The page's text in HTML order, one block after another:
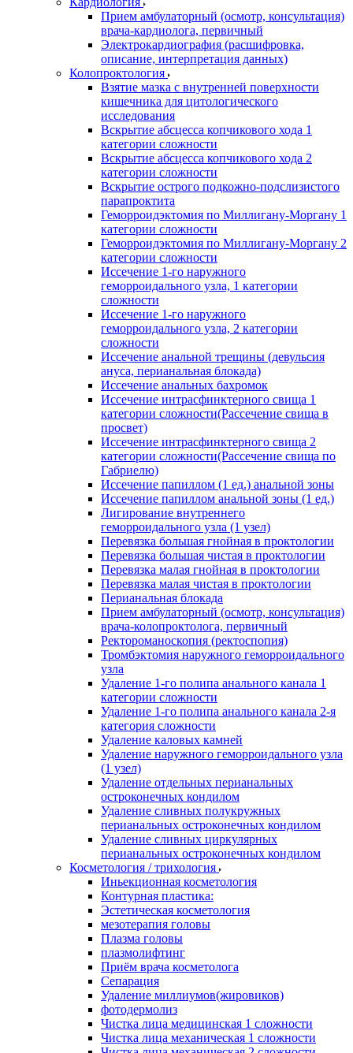
Прием амбулаторный (осмотр, консультация)
врача-кардиолога, первичный
Электрокардиография (расшифровка,
описание, интерпретация данных)
Колопроктология
Взятие мазка с внутренней поверхности
кишечника для цитологического
исследования
Вскрытие абсцесса копчикового хода 1
категории сложности
Вскрытие абсцесса копчикового хода 2
категории сложности
Вскрытие острого подкожно-подслизистого
парапроктита
Геморроидэктомия по Миллигану-Моргану 1
категории сложности
Геморроидэктомия по Миллигану-Моргану 2
категории сложности
Иссечение 1-го наружного
геморроидального узла, 1 категории
сложности
Иссечение 1-го наружного
геморроидального узла, 2 категории
сложности
Иссечение анальной трещины (девульсия
ануса, перианальная блокада)
Иссечение анальных бахромок
Иссечение интрасфинктерного свища 1
категории сложности(Рассечение свища в
просвет)
Иссечение интрасфинктерного свища 2
категории сложности(Рассечение свища по
Габриелю)
Иссечение папиллом (1 ед.) анальной зоны
Иссечение папиллом анальной зоны (1 ед.)
Лигирование внутреннего
геморроидального узла (1 узел)
Перевязка большая гнойная в проктологии
Перевязка большая чистая в проктологии
Перевязка малая гнойная в проктологии
Перевязка малая чистая в проктологии
Перианальная блокада
Прием амбулаторный (осмотр, консультация)
врача-колопроктолога, первичный
Ректороманоскопия (ректоспопия)
Тромбэктомия наружного геморроидального
узла
Удаление 1-го полипа анального канала 1
категории сложности
Удаление 1-го полипа анального канала 2-я
категория сложности
Удаление каловых камней
Удаление наружного геморроидального узла
(1 узел)
Удаление отдельных перианальных
остроконечных кондилом
Удаление сливных полукружных
перианальных остроконечных кондилом
Удаление сливных циркулярных
перианальных остроконечных кондилом
Косметология / трихология
Иньекционная косметология
Контурная пластика:
Эстетическая косметология
мезотерапия головы
Плазма головы
плазмолифтинг
Приём врача косметолога
Сепарация
Удаление миллиумов(жировиков)
фотодермолиз
Чистка лица медицинская 1 сложности
Чистка лица механическая 1 сложности